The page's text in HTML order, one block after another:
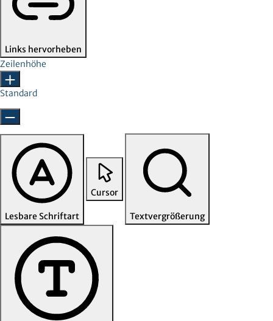
Links hervorheben
Zeilenhöhe
Standard
Lesbare Schriftart
Cursor
Textvergrößerung